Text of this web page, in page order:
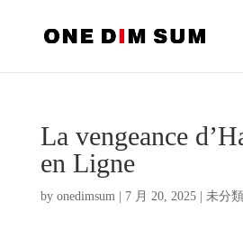
La vengeance
en Ligne
by onedimsum| 7 月 20, 2025| 未分類